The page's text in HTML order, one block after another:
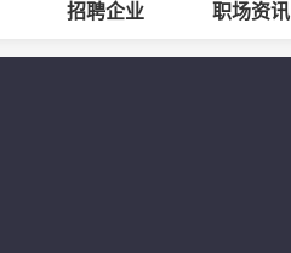
招聘企业 职场资讯